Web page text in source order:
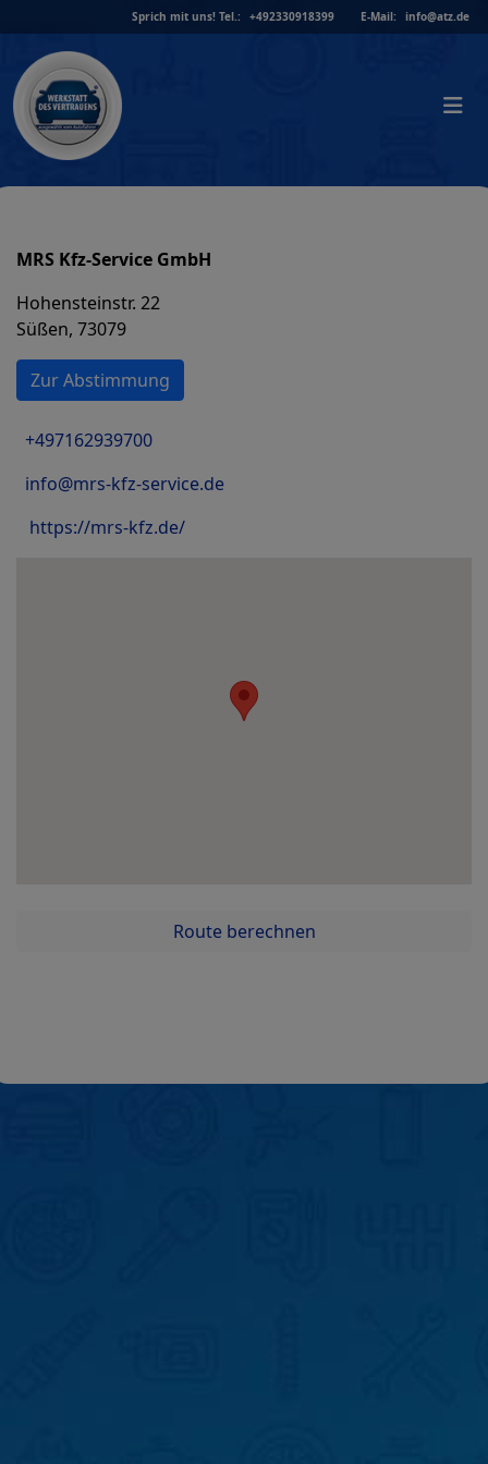
to
content
Sprich mit uns! Tel.: +492330918399 E-Mail: info@atz.de
MRS Kfz-Service GmbH
Hohensteinstr. 22
Süßen, 73079
Zur Abstimmung
+497162939700
info@mrs-kfz-service.de
https://mrs-kfz.de/
Route berechnen